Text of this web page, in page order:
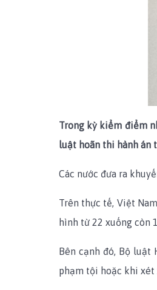
Trong kỳ kiểm điểm
luật hoãn thi hành án
Các nước đưa ra
Trên thực tế, Việt
hình từ 22 xuống còn
Bên cạnh đó, Bộ
phạm tội hoặc khi xét